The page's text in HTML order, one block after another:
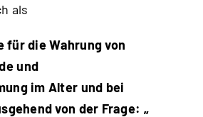
als
für die Wahrung von
und
im Alter und bei
von der Frage: „